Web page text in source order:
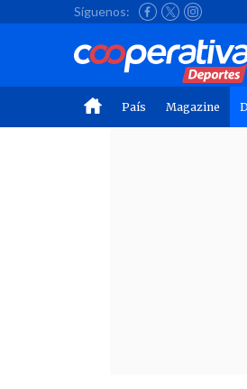
Síguenos:
País Magazine